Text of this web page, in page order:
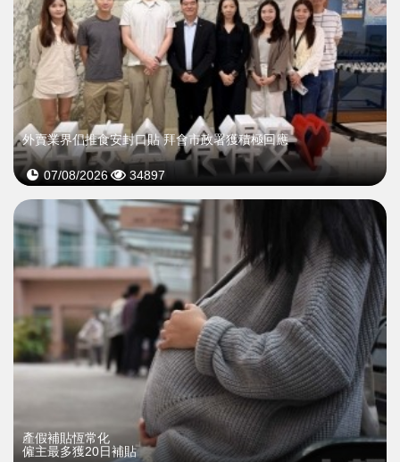
外賣業界倡推食安封口貼 拜會市政署獲積極回應
07/08/2026 34897
產假補貼恆常化
僱主最多獲20日補貼